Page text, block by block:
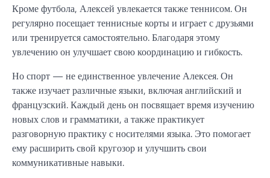
Кроме футбола, Алексей увлекается также теннисом. Он
регулярно посещает теннисные корты и играет с друзьями
или тренируется самостоятельно. Благодаря этому
увлечению он улучшает свою координацию и гибкость.
Но спорт — не единственное увлечение Алексея. Он
также изучает различные языки, включая английский и
французский. Каждый день он посвящает время изучению
новых слов и грамматики, а также практикует
разговорную практику с носителями языка. Это помогает
ему расширить свой кругозор и улучшить свои
коммуникативные навыки.